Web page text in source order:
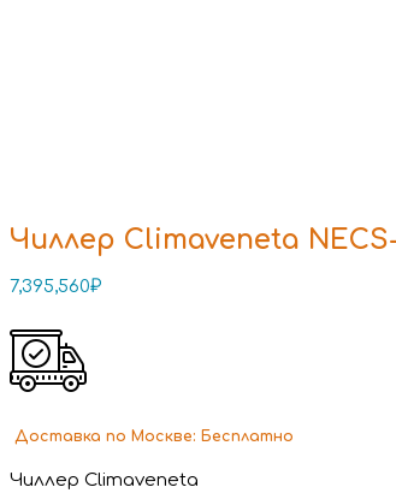
Чиллер Climaveneta NECS-
7,395,560₽
Доставка по Москве: Бесплатно
Чиллер Climaveneta